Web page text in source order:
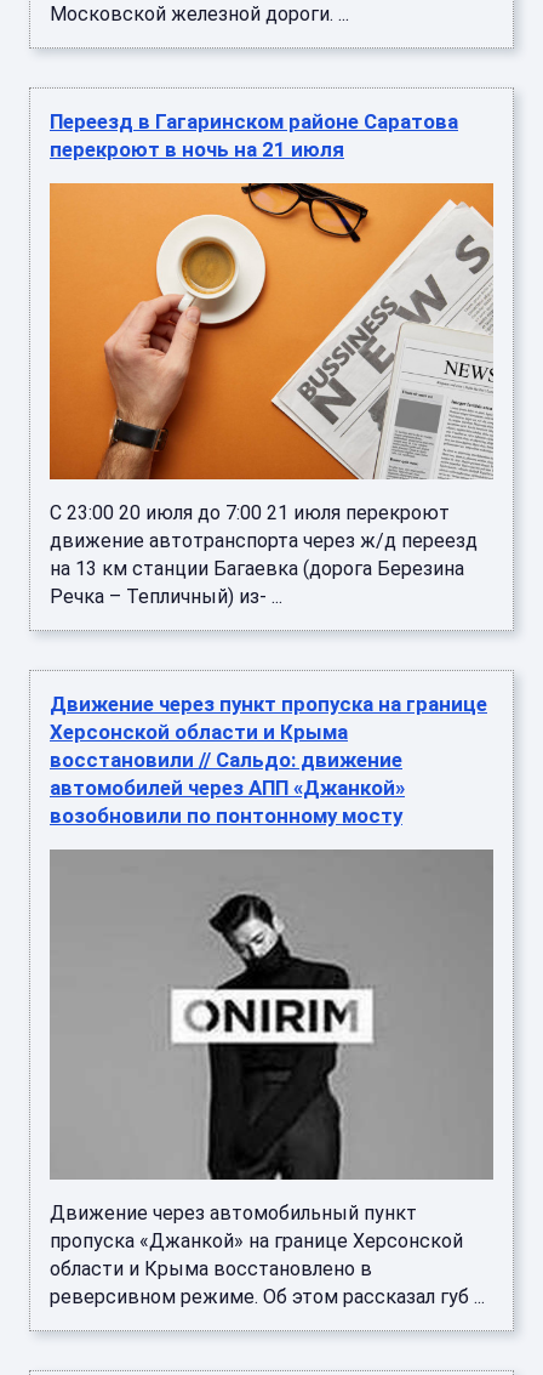
Московской железной дороги. ...
Переезд в Гагаринском районе Саратова
перекроют в ночь на 21 июля
С 23:00 20 июля до 7:00 21 июля перекроют
движение автотранспорта через ж/д переезд
на 13 км станции Багаевка (дорога Березина
Речка – Тепличный) из- ...
Движение через пункт пропуска на границе
Херсонской области и Крыма
восстановили // Сальдо: движение
автомобилей через АПП «Джанкой»
возобновили по понтонному мосту
Движение через автомобильный пункт
пропуска «Джанкой» на границе Херсонской
области и Крыма восстановлено в
реверсивном режиме. Об этом рассказал губ ...